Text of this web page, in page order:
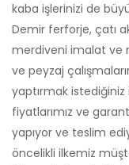
kaba işlerinizi de
Demir ferforje, çatı
merdiveni imalat ve
ve peyzaj
yaptırmak
fiyatlarımız ve
yapıyor ve teslim
öncelikli ilkemiz